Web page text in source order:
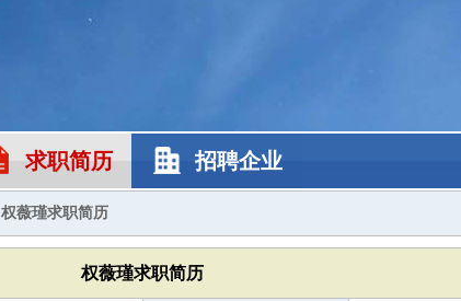
求职简历 招聘企业
权薇瑾求职简历
权薇瑾求职简历